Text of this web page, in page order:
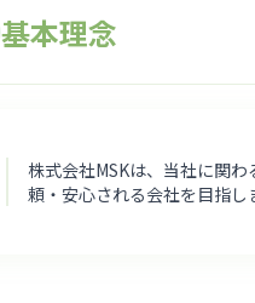
基本理念
株式会社MSKは、当社に関
頼・安心される会社を目指し